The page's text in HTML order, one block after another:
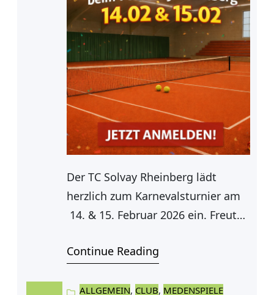
beträgt
Der TC Solvay Rheinberg lädt
herzlich zum Karnevalsturnier am
14. & 15. Februar 2026 ein. Freut
Stimmung und ein besonderes
Startgebühren: • Mitglieder: 20 €
Continue Reading
ALLGEMEIN, CLUB, MEDENSPIELE